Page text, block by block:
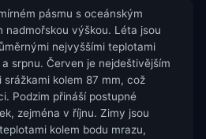
pásmu s oceánským
výškou. Léta jsou
nejvyššími teplotami
srpnu. Červen je nejdeštivějším
kolem 87 mm, což
Podzim přináší postupné
zejména v říjnu. Zimy jsou
kolem bodu mrazu,